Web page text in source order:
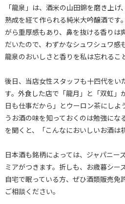
「龍泉」は、酒米の山田錦を磨き上
熟成を経て作られる純米大吟醸酒です
がら重厚感もあり、鼻を抜ける香りは
だいたので、わずかなシュワシュワ感
龍泉のおいしさと香りを私は忘れるこ
後日、当店女性スタッフも十四代をい
す。外食した店で「龍月」と「双虹」
日も仕事だから」とウーロン茶にし
うお酒の味を知っておくのは勉強にな
を聞くと、「こんなにおいしいお酒は
日本酒も銘柄によっては、ジャパニー
ミアがつきます。折しも、お歳暮シー
自宅で眠っている方、ぜひ酒類販売免
ご相談ください。